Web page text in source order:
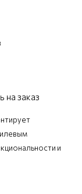
на заказ
и